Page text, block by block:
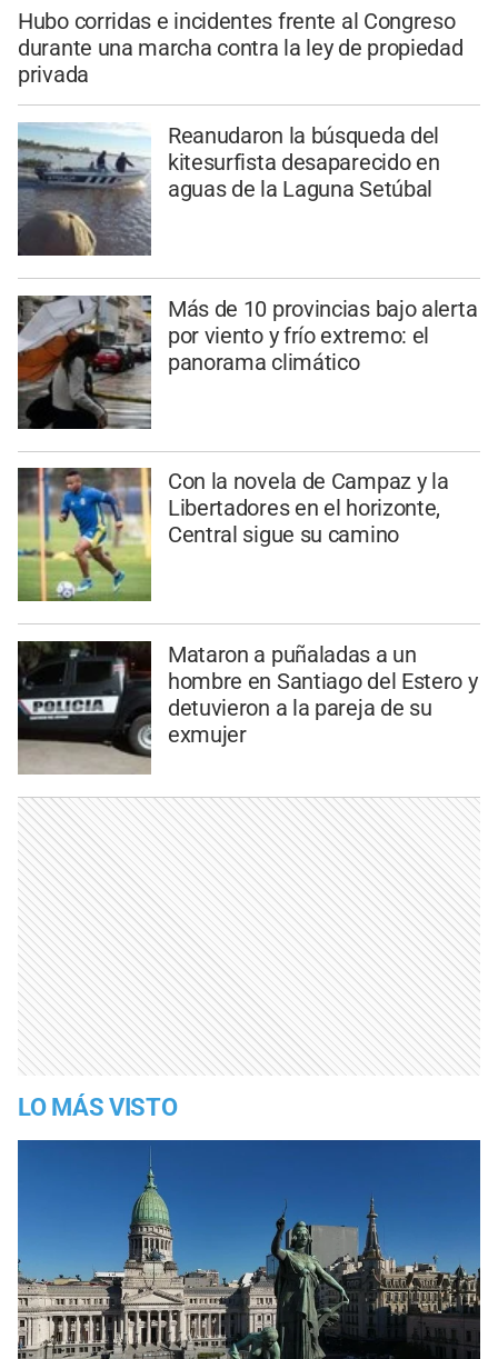
Hubo corridas e incidentes frente al Congreso
durante una marcha contra la ley de propiedad
privada
Reanudaron la búsqueda del
kitesurfista desaparecido en
aguas de la Laguna Setúbal
Más de 10 provincias bajo alerta
por viento y frío extremo: el
panorama climático
Con la novela de Campaz y la
Libertadores en el horizonte,
Central sigue su camino
Mataron a puñaladas a un
hombre en Santiago del Estero y
detuvieron a la pareja de su
exmujer
LO MÁS VISTO